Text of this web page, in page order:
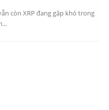
còn XRP đang gặp khó trong